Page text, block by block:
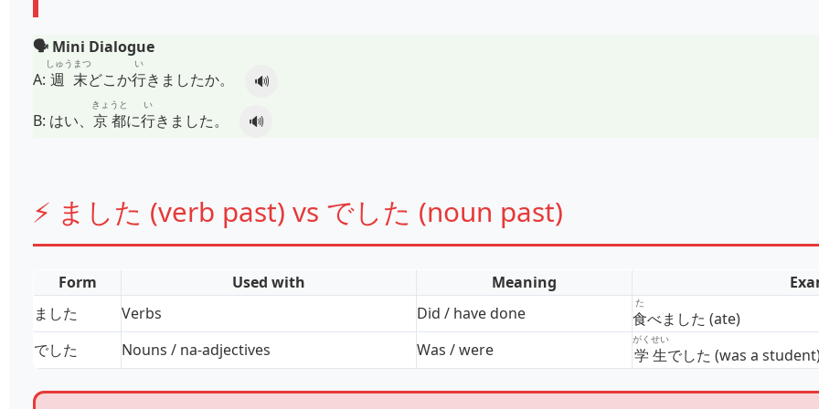
🗣️ Mini Dialogue
A: 週末
しゅうまつ
どこか行
い
きましたか。
🔊
B: はい、 京都
きょうと
に行
い
きました。 🔊
⚡ ました (verb past) vs でした (noun past)
Form Used with Meaning
ました
Verbs Did / have done 食
た
べました (ate)
でした
Nouns / na-adjectives Was / were 学生
がくせい
でした (was a